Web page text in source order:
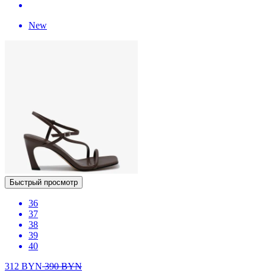
New
Быстрый просмотр
36
37
38
39
40
312 BYN390BYN